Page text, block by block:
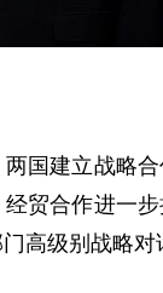
建立战略合
贸合作进一
高级别战略对